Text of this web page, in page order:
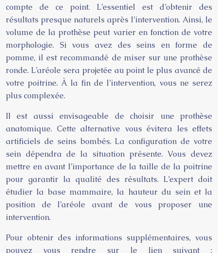
compte de ce point. L’essentiel est d’obtenir des
résultats presque naturels après l’intervention. Ainsi, le
volume de la prothèse peut varier en fonction de votre
morphologie. Si vous avez des seins en forme de
pomme, il est recommandé de miser sur une prothèse
ronde. L’aréole sera projetée au point le plus avancé de
votre poitrine. À la fin de l’intervention, vous ne serez
plus complexée.
Il est aussi envisageable de choisir une prothèse
anatomique. Cette alternative vous évitera les effets
artificiels de seins bombés. La configuration de votre
sein dépendra de la situation présente. Vous devez
mettre en avant l’importance de la taille de la poitrine
pour garantir la qualité des résultats. L’expert doit
étudier la base mammaire, la hauteur du sein et la
position de l’aréole avant de vous proposer une
intervention.
Pour obtenir des informations supplémentaires, vous
pouvez vous rendre sur le lien suivant :